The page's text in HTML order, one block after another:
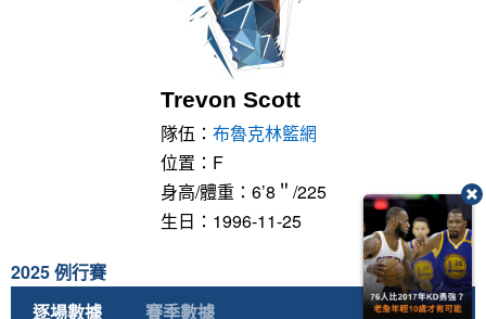
Trevon Scott
隊伍： 布魯克林籃網
位置：F
身高/體重：6’8＂/225
生日：1996-11-25
2025 例行賽
逐場數據
賽季數據